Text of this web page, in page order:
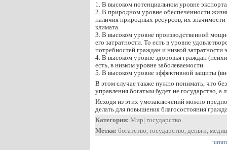
1. В высоком потенциальном уровне
2. В природном уровне обеспеченности
наличия природных ресурсов, их значимости
климата.
3. В высоком уровне производственной
его затратности. То есть в уровне
потребностей граждан и низкой затратности
4. В высоком уровне здоровья граждан
есть, в низком уровне заболеваемости.
5. В высоком уровне эффективной защиты
В этом случае также нужно понимать, что
управления богатым будет не государство, а
Исходя из этих умозаключений можно
делать для повышения благосостояния
Категории: Мир| государство
Метки: богатство, государство, деньги,